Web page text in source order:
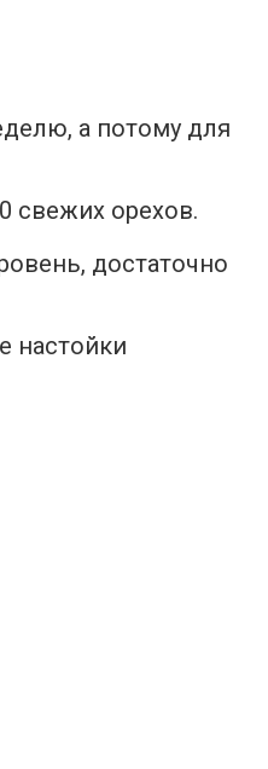
а потому для
свежих орехов.
достаточно
настойки